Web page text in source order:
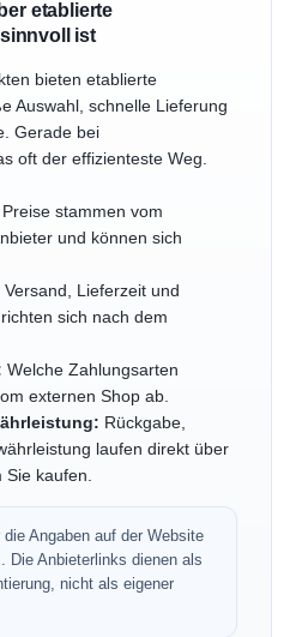
etablierte
ist
bieten etablierte
Auswahl, schnelle Lieferung
Gerade bei
oft der effizienteste Weg.
Preise stammen vom
und können sich
Versand, Lieferzeit und
sich nach dem
Welche Zahlungsarten
externen Shop ab.
Rückgabe,
laufen direkt über
kaufen.
Angaben auf der Website
Die Anbieterlinks dienen als
nicht als eigener